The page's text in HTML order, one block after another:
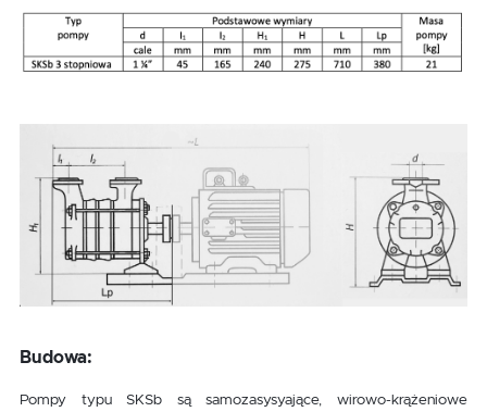
Budowa:
Pompy typu SKSb są samozasysyające, wirowo-krążeniowe